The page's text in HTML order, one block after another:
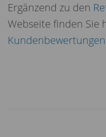
Ergänzend zu den
Webseite finden Sie